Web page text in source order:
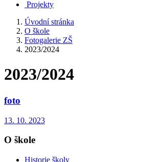
Projekty
Úvodní stránka
O škole
Fotogalerie ZŠ
2023/2024
2023/2024
foto
13. 10. 2023
O škole
Historie školy